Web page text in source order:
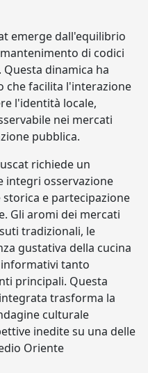
emerge dall'equilibrio
di codici
dinamica ha
che facilita l'interazione
l'identità locale,
nei mercati
pubblica.
richiede un
integri osservazione
e partecipazione
Gli aromi dei mercati
tradizionali, le
gustativa della cucina
tanto
principali. Questa
trasforma la
culturale
inedite su una delle
Oriente